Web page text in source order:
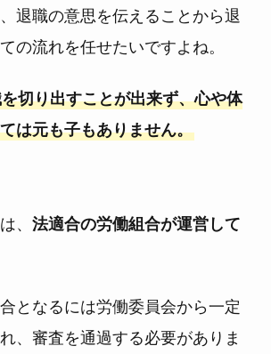
退職の意思を伝えることから退
の流れを任せたいですよね。
切り出すことが出来ず、心や体
は元も子もありません。
、 法適合の労働組合が運営して
となるには労働委員会から一定
、審査を通過する必要がありま